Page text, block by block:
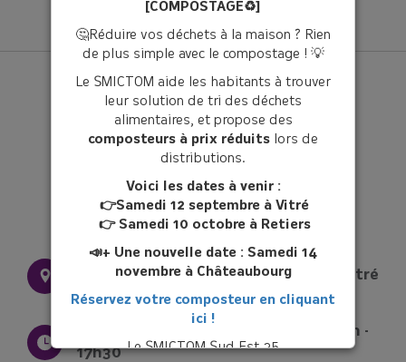
[COMPOSTAGE♻️]
🤔Réduire vos déchets à la maison ? Rien
de plus simple avec le compostage ! 💡
Le SMICTOM aide les habitants à trouver
leur solution de tri des déchets
alimentaires, et propose des
composteurs à prix réduits lors de
distributions.
Voici les dates à venir :
👉Samedi 12 septembre à Vitré
👉 Samedi 10 octobre à Retiers
📣+ Une nouvelle date : Samedi 14
novembre à Châteaubourg
Réservez votre composteur en cliquant
ici !
Le SMICTOM Sud Est 35
28 rue Pierre et Marie Curie 35500 Vitré
Du lundi au vendredi : 9h - 12h30 / 14h -
17h30